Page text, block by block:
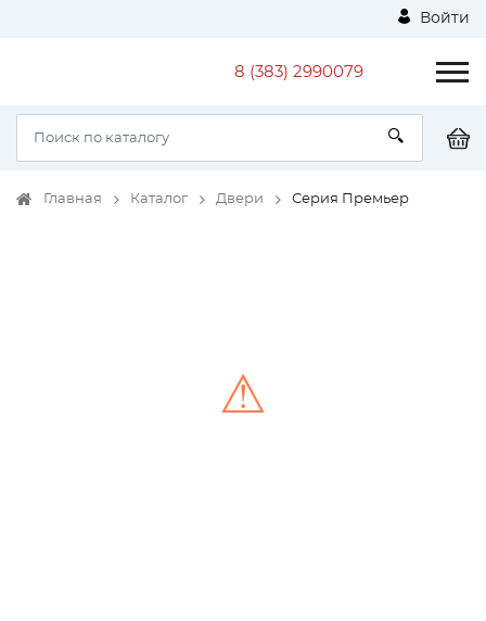
Войти
8 (383) 2990079
Главная Каталог Двери Серия Премьер
⚠